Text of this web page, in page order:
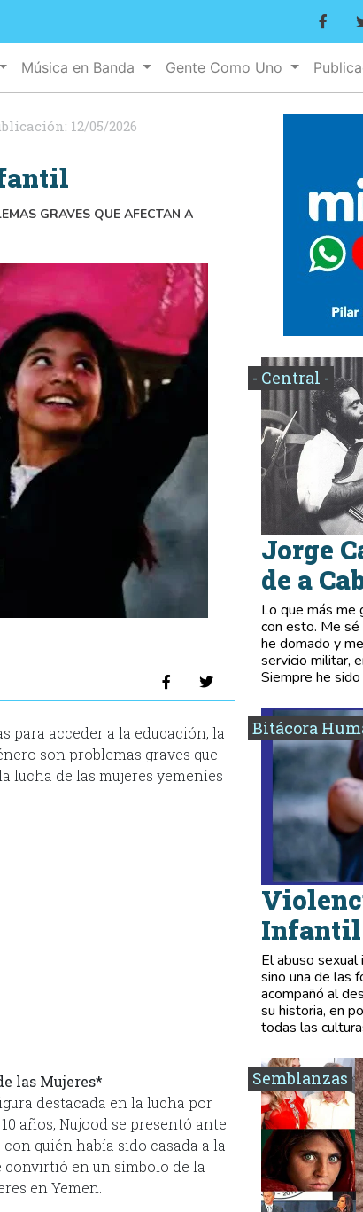
Música en Banda Gente Como Uno
12/05/2026
GRAVES QUE AFECTAN A
para acceder a la educación, la
son problemas graves que
lucha de las mujeres yemeníes
las Mujeres*
destacada en la lucha por
años, Nujood se presentó ante
quién había sido casada a la
convirtió en un símbolo de la
en Yemen.
- Central -
Jorge
de a
Lo que más me
con esto. Me
he domado y
servicio militar,
Siempre he
Bitácora
Infantil
El abuso sexual
sino una de las
acompañó al
su historia, en
todas las
Semblanzas